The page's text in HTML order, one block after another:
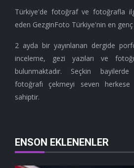
Türkiye'de fotoğraf ve fotoğrafla
eden GezginFoto Türkiye'nin en
2 ayda bir yayınlanan dergide
inceleme, gezi yazıları ve
bulunmaktadır. Seçkin
fotoğrafı çekmeyi seven
sahiptir.
ENSON EKLENENLER